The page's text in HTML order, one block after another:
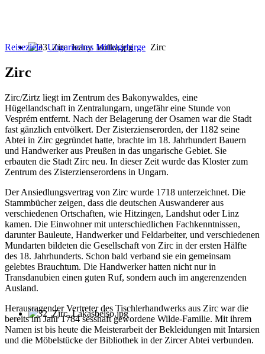
Reiseziele Ungarisches Mittelgebirge Zirc
Zirc
Zirc/Zirtz liegt im Zentrum des Bakonywaldes, eine
Hügellandschaft in Zentralungarn, ungefähr eine Stunde von
Vesprém entfernt. Nach der Belagerung der Osamen war die Stadt
fast gänzlich entvölkert. Der Zisterzienserorden, der 1182 seine
Abtei in Zirc gegründet hatte, brachte im 18. Jahrhundert Bauern
und Handwerker aus Preußen in das ungarische Gebiet. Sie
erbauten die Stadt Zirc neu. In dieser Zeit wurde das Kloster zum
Zentrum des Zisterzienserordens in Ungarn.
Der Ansiedlungsvertrag von Zirc wurde 1718 unterzeichnet. Die
Stammbücher zeigen, dass die deutschen Auswanderer aus
verschiedenen Ortschaften, wie Hitzingen, Landshut oder Linz
kamen. Die Einwohner mit unterschiedlichen Fachkenntnissen,
darunter Bauleute, Handwerker und Feldarbeiter, und verschiedenen
Mundarten bildeten die Gesellschaft von Zirc in der ersten Hälfte
des 18. Jahrhunderts. Schon bald verband sie ein gemeinsam
gelebtes Brauchtum. Die Handwerker hatten nicht nur in
Transdanubien einen guten Ruf, sondern auch im angerenzenden
Ausland.
Herausragender Vertreter des Tischlerhandwerks aus Zirc war die
bereits im Jahr 1784 sesshaft gewordene Wilde-Familie. Mit ihrem
Namen ist bis heute die Meisterarbeit der Bekleidungen mit Intarsien
und die Möbelstücke der Bibliothek in der Zircer Abtei verbunden.